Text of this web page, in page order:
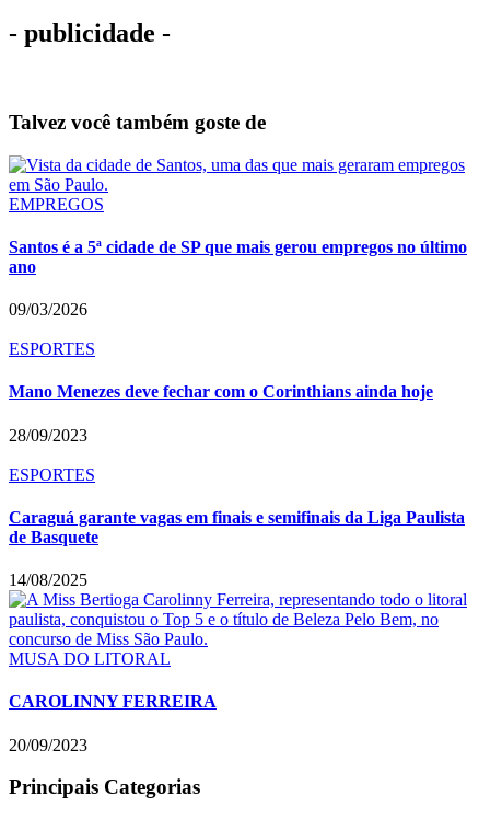
- publicidade -
Talvez você também goste de
EMPREGOS
Santos é a 5ª cidade de SP que mais gerou empregos no último
ano
09/03/2026
ESPORTES
Mano Menezes deve fechar com o Corinthians ainda hoje
28/09/2023
ESPORTES
Caraguá garante vagas em finais e semifinais da Liga Paulista
de Basquete
14/08/2025
MUSA DO LITORAL
CAROLINNY FERREIRA
20/09/2023
Principais Categorias